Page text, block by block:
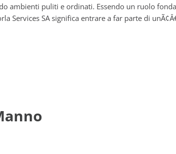
ambienti puliti e ordinati. Essendo un ruolo
Services SA significa entrare a far parte di